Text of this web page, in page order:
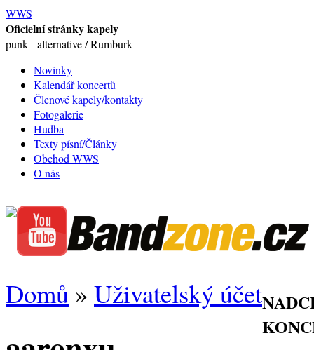
WWS
Oficielní stránky kapely
punk - alternative / Rumburk
Novinky
Kalendář koncertů
Členové kapely/kontakty
Fotogalerie
Hudba
Texty písní/Články
Obchod WWS
O nás
Domů » Uživatelský účet